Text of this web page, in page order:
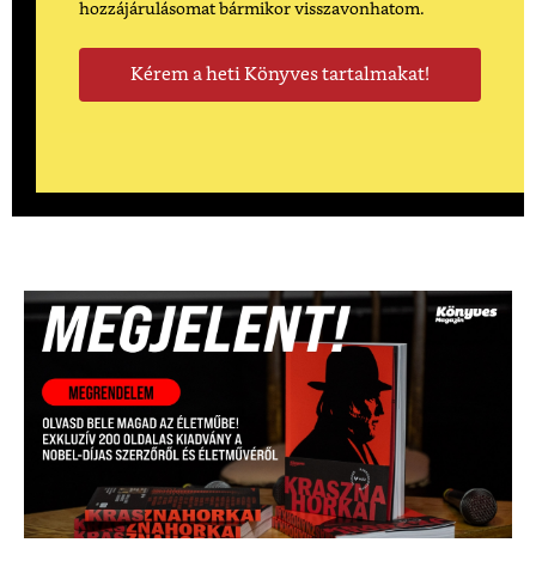
hozzájárulásomat bármikor visszavonhatom.